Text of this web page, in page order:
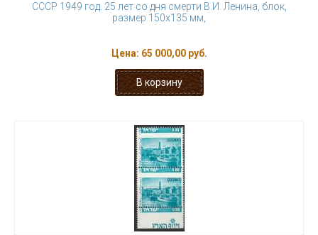
СССР 1949 год. 25 лет со дня смерти В.И. Ленина, блок,
размер 150х135 мм,
Цена: 65 000,00 руб.